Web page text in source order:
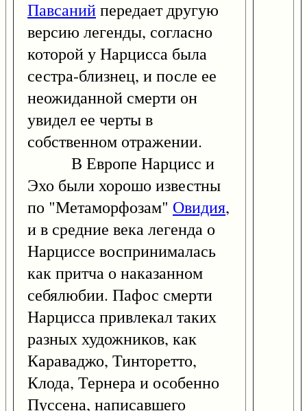
Павсанийпередает другую
версию легенды, согласно
которой у Нарцисса была
сестра-близнец, и после ее
неожиданной смерти он
увидел ее черты в
собственном отражении.
В Европе Нарцисс и
Эхо были хорошо известны
по "Метаморфозам" Овидия,
и в средние века легенда о
Нарциссе воспринималась
как притча о наказанном
себялюбии. Пафос смерти
Нарцисса привлекал таких
разных художников, как
Караваджо, Тинторетто,
Клода, Тернера и особенно
Пуссена, написавшего